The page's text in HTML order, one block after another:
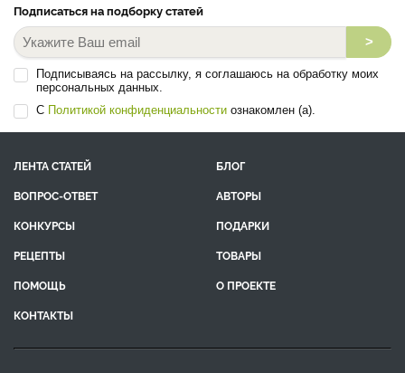
Подписаться на подборку статей
>
Подписываясь на рассылку, я соглашаюсь на обработку моих
персональных данных.
С Политикой конфиденциальности ознакомлен (а).
ЛЕНТА СТАТЕЙ
БЛОГ
ВОПРОС-ОТВЕТ
АВТОРЫ
КОНКУРСЫ
ПОДАРКИ
РЕЦЕПТЫ
ТОВАРЫ
ПОМОЩЬ
О ПРОЕКТЕ
КОНТАКТЫ